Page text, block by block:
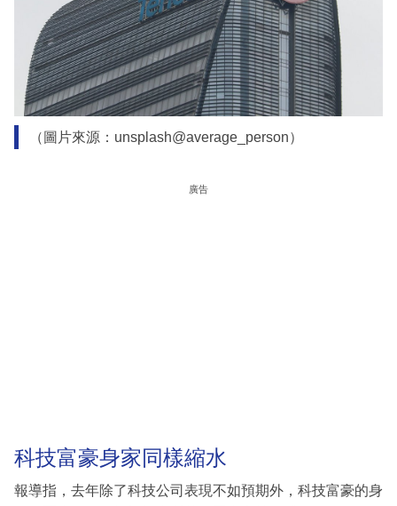
（圖片來源：unsplash@average_person）
廣告
科技富豪身家同樣縮水
報導指，去年除了科技公司表現不如預期外，科技富豪的身